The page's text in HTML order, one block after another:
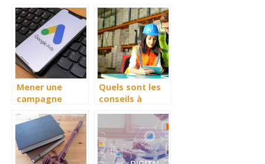
Mener une
campagne
votre marque,
avec une
agence de
publicité
Quels sont les
conseils à
marchandises
dans le meilleur
état ?